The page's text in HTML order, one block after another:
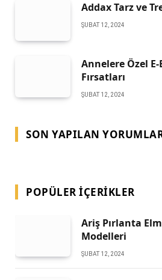
Addax Tarz ve
ŞUBAT 12, 2024
Annelere Özel E-
Fırsatları
ŞUBAT 12, 2024
SON YAPILAN
POPÜLER İÇERIKLER
Ariş Pırlanta
Modelleri
ŞUBAT 12, 2024